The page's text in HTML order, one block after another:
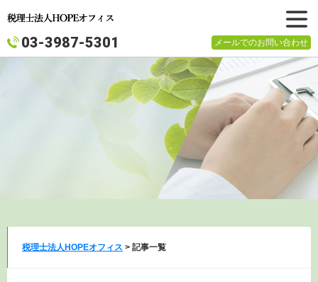
メニュ
ー
03-3987-5301 メールでのお問い合わせ
税理士法人HOPEオフィス > 記事一覧